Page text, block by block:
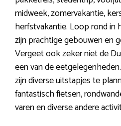
midweek, zomervakantie,
herfstvakantie. Loop rond
zijn prachtige gebouwen en
Vergeet ook zeker niet de
een van de
zijn diverse uitstapjes te
fantastisch fietsen,
varen en diverse andere